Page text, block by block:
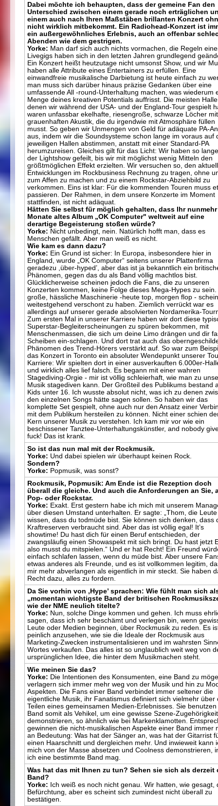
Dabei möchte ich behaupten, dass der gemeine Fan den
Unterschied zwischen einem gerade noch erträglichen
einem auch nach Ihren Maßstäben brillanten Konzert
nicht wirklich mitbekommt. Ein Radiohead-Konzert ist
ein außergewöhnliches Erlebnis, auch an offenbar
Abenden wie dem gestrigen.
Yorke: Man darf sich auch nichts vormachen, die Regeln
Livegigs haben sich in den letzten Jahren grundlegend
Ein Konzert heißt heutzutage nicht umsonst Show, und wir
haben alle Attribute eines Entertainers zu erfüllen. Eine
einwandfreie musikalische Darbietung ist heute einfach zu
man muss sich darüber hinaus präzise Gedanken über eine
umfassende All -round-Unterhaltung machen, was wiederum
Menge deines kreativen Potentials auffrisst. Die meisten
denen wir während der USA- und der England-Tour gespielt
waren unfassbar ekelhafte, riesengroße, schwarze Löcher
grauenhaften Akustik, die du irgendwie mit Atmosphäre füllen
musst. So geben wir Unmengen von Geld für adäquate PA-
aus, indem wir die Soundsysteme schon lange im voraus auf
jeweiligen Hallen abstimmen, anstatt mit einer Standard-PA
herumzureisen. Gleiches gilt für das Licht: Wir haben so
der Lightshow gefeilt, bis wir mit möglichst wenig Mitteln den
größtmöglichen Effekt erzielten. Wir versuchen so, den
Entwicklungen im Rockbusiness Rechnung zu tragen, ohne
zum Affen zu machen und zu einem Rockstar-Abziehbild zu
verkommen. Eins ist klar: Für die kommenden Touren muss
passieren. Der Rahmen, in dem unsere Konzerte im Moment
stattfinden, ist nicht adäquat.
Hätten Sie selbst für möglich gehalten, dass Ihr
Monate altes Album „OK Computer" weltweit auf eine
derartige Begeisterung stoßen würde?
Yorke: Nicht unbedingt, nein. Natürlich hofft man, dass es
Menschen gefällt. Aber man weiß es nicht.
Wie kam es dann dazu?
Yorke: Ein Grund ist sicher: In Europa, insbesondere hier in
England, wurde „OK Computer“ seitens unserer Plattenfirma
geradezu ,über-hyped’, aber das ist ja bekanntlich ein
Phänomen, gegen das du als Band völlig machtlos bist.
Glücklicherweise scheinen jedoch die Fans, die zu unseren
Konzerten kommen, keine Folge dieses Mega-Hypes zu sein.
große, hässliche Maschinerie -heute top, morgen flop -
weitestgehend verschont zu haben. Ziemlich verrückt war es
allerdings auf unserer gerade absolvierten Nordamerika-
Zum ersten Mal in unserer Karriere haben wir dort diese
Superstar-Begleiterscheinungen zu spüren bekommen, mit
Menschenmassen, die sich um deine Limo drängen und dir
Scheiben ein-schlagen. Und dort trat auch das
Phänomen des Trend-Hörers verstärkt auf. So war zum
das Konzert in Toronto ein absoluter Wendepunkt unserer
Karriere: Wir spielten dort in einer ausverkauften 6.000er-
und wirklich alles lief falsch. Es begann mit einer wahren
Stagediving-Orgie - mir ist völlig schleierhaft, wie man zu
Musik stagediven kann. Der Großteil des Publikums bestand
Kids unter 16. Ich wusste absolut nicht, was ich zu denen
den einzelnen Songs hätte sagen sollen. So haben wir das
komplette Set gespielt, ohne auch nur den Ansatz einer
mit dem Publikum hersteilen zu können. Nicht einer schien
Kern unserer Musik zu verstehen. Ich kam mir vor wie ein
beschissener Tanztee-Unterhaltungskünstler, and nobody
fuck! Das ist krank.
So ist das nun mal mit der Rockmusik.
Yorke: Und dabei spielen wir überhaupt keinen Rock.
Sondern?
Yorke: Popmusik, was sonst?
Rockmusik, Popmusik: Am Ende ist die Rezeption doch
überall die gleiche. Und auch die Anforderungen an Sie,
Pop- oder Rockstar.
Yorke: Exakt. Erst gestern habe ich mich mit unserem
über diesen Umstand unterhalten. Er sagte: „Thom, die Leute
wissen, dass du todmüde bist. Sie können sich denken, dass
Kraftreserven verbraucht sind. Aber das ist völlig egal! It’s
showtime! Du hast dich für einen Beruf entschieden, der
zwangsläufig einen Showaspekt mit sich bringt. Du hast jetzt
also musst du mitspielen.“ Und er hat Recht! Ein Freund
einfach schlafen lassen, wenn du müde bist. Aber unsere
etwas anderes als Freunde, und es ist vollkommen legitim,
mir mehr abverlangen als eigentlich in mir steckt. Sie haben
Recht dazu, alles zu fordern.
Da Sie vorhin von ,Hype’ sprachen: Wie fühlt man sich
„momentan wichtigste Band der britischen
wie der NME neulich titelte?
Yorke: Nun, solche Dinge kommen und gehen. Ich muss
sagen, dass ich sehr beschämt und verlegen bin, wenn
Leute oder Medien beginnen, über Rockmusik zu reden. Es
peinlich anzusehen, wie sie die Ideale der Rockmusik aus
Marketing-Zwecken instrumentalisieren und im wahrsten
Wortes verkaufen. Das alles ist so unglaublich weit weg von
ursprünglichen Idee, die hinter dem Musikmachen steht.
Wie meinen Sie das?
Yorke: Die Intentionen des Konsumenten, eine Band zu
verlagern sich immer mehr weg von der Musik und hin zu
Aspekten. Die Fans einer Band verbindet immer seltener die
eigentliche Musik, ihr Fanatismus definiert sich vielmehr über
Teilen eines gemeinsamen Medien-Erlebnisses. Sie benutzen
Band somit als Vehikel, um eine gewisse Szene-
demonstrieren, so ähnlich wie bei Markenklamotten.
gewinnen die nicht-musikalischen Aspekte einer Band immer
an Bedeutung: Was hat der Sänger an, was hat der Gitarrist
einen Haarschnitt und dergleichen mehr. Und inwieweit kann
mich von der Masse absetzen und Coolness demonstrieren,
ich eine bestimmte Band mag.
Was hat das mit Ihnen zu tun? Sehen sie sich als derzeit
Band?
Yorke: Ich weiß es noch nicht genau. Wir hatten, wie gesagt,
Befürchtung, aber es scheint sich zumindest nicht überall zu
bestätigen.